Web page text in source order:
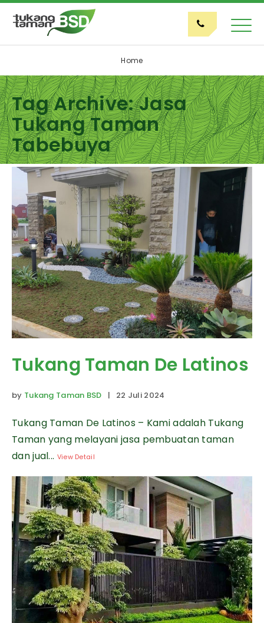
Home
Tag Archive: Jasa
Tukang Taman
Tabebuya
Tukang Taman De Latinos
by Tukang Taman BSD | 22 Juli 2024
Tukang Taman De Latinos – Kami adalah Tukang
Taman yang melayani jasa pembuatan taman
dan jual... View Detail